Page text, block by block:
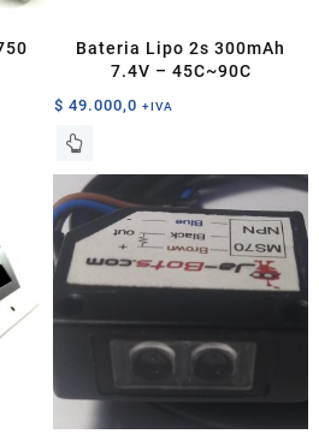
Bateria Lipo 2s 300mAh
7.4V – 45C~90C
$ 49.000,0 +IVA